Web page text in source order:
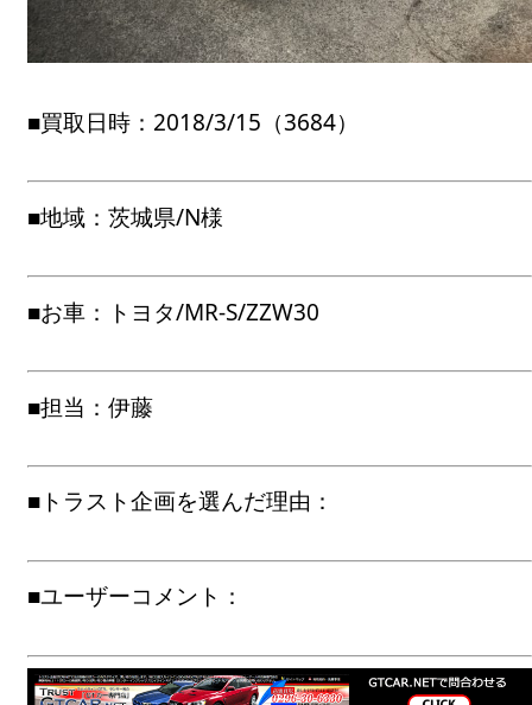
■買取日時：2018/3/15（3684）
■地域：茨城県/N様
■お車：トヨタ/MR-S/ZZW30
■担当：伊藤
■トラスト企画を選んだ理由：
■ユーザーコメント：